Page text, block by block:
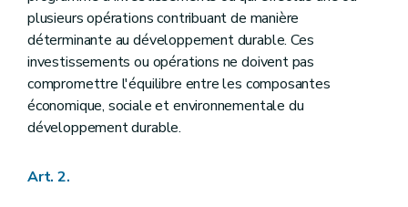
plusieurs opérations contribuant de manière
déterminante au développement durable. Ces
investissements ou opérations ne doivent pas
compromettre l'équilibre entre les composantes
économique, sociale et environnementale du
développement durable.
Art. 2.